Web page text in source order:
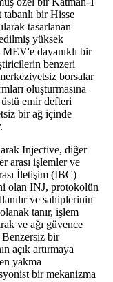
bir Hisse
tasarlanan
yüksek
dayanıklı bir
benzeri
borsalar
oluşturmasına
emir defteri
bir ağ içinde
Injective, diğer
arası işlemler ve
İletişim (IBC)
olan INJ, protokolün
ve sahiplerinin
tanır, işlem
ve ağı güvence
Benzersiz bir
açık artırmaya
yakma
bir mekanizma